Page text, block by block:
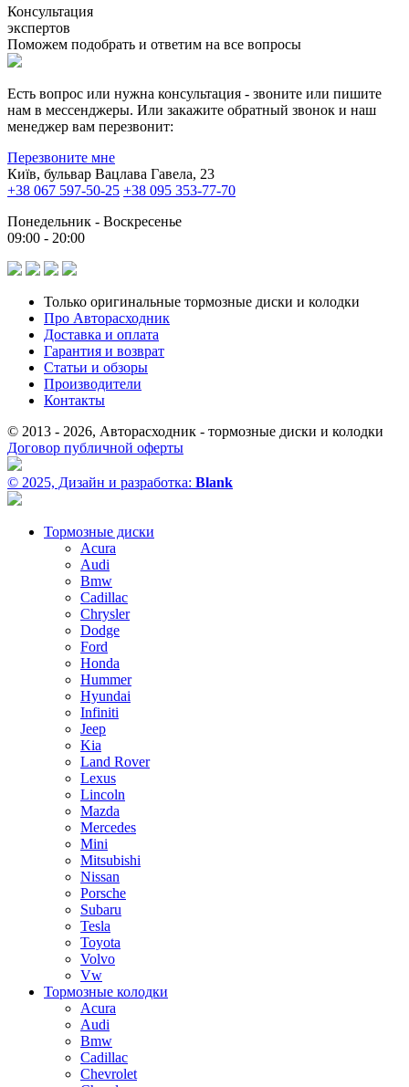
Консультация
экспертов
Поможем подобрать и ответим на все вопросы
Есть вопрос или нужна консультация - звоните или пишите
нам в мессенджеры. Или закажите обратный звонок и наш
менеджер вам перезвонит:
Перезвоните мне
Київ, бульвар Вацлава Гавела, 23
+38 067 597-50-25 +38 095 353-77-70
Понедельник - Воскресенье
09:00 - 20:00
Только оригинальные тормозные диски и колодки
Про Авторасходник
Доставка и оплата
Гарантия и возврат
Статьи и обзоры
Производители
Контакты
© 2013 - 2026, Авторасходник - тормозные диски и колодки
Договор публичной оферты
© 2025, Дизайн и разработка: Blank
Тормозные диски
Acura
Audi
Bmw
Cadillac
Chrysler
Dodge
Ford
Honda
Hummer
Hyundai
Infiniti
Jeep
Kia
Land Rover
Lexus
Lincoln
Mazda
Mercedes
Mini
Mitsubishi
Nissan
Porsche
Subaru
Tesla
Toyota
Volvo
Vw
Тормозные колодки
Acura
Audi
Bmw
Cadillac
Chevrolet